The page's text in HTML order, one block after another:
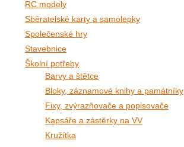
RC modely
Sběratelské karty a samolepky
Společenské hry
Stavebnice
Školní potřeby
Barvy a štětce
Bloky, záznamové knihy a památníky
Fixy, zvýrazňovače a popisovače
Kapsáře a zástěrky na VV
Kružítka